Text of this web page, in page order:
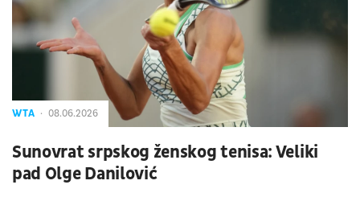
WTA 08.06.2026
Sunovrat srpskog ženskog tenisa: Veliki
pad Olge Danilović